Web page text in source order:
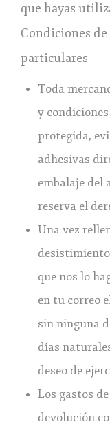
que hayas
Condiciones
particulares
Toda
y
protegida,
adhesivas
embalaje del
reserva el
Una vez
que nos lo
en tu correo
sin ninguna
días
deseo de
Los gastos
devolución